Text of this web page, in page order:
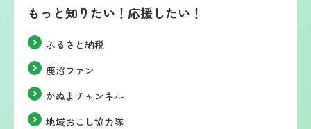
もっと知りたい！応援したい！
ふるさと納税
鹿沼ファン
かぬまチャンネル
地域おこし協力隊